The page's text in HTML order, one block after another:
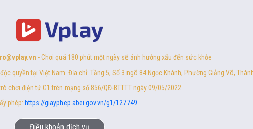
- Chơi quá 180 phút một ngày sẽ ảnh hưởng xấu đến sức khỏe
quyền tại Việt Nam. Địa chỉ: Tầng 5, Số 3 ngõ 84 Ngọc Khánh, Phường Giảng Võ,
chơi điện tử G1 trên mạng số 856/QĐ-BTTTT ngày 09/05/2022
phép: https://giayphep.abei.gov.vn/g1/127749